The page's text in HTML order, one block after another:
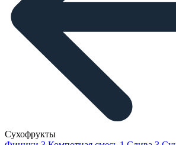
Сухофрукты